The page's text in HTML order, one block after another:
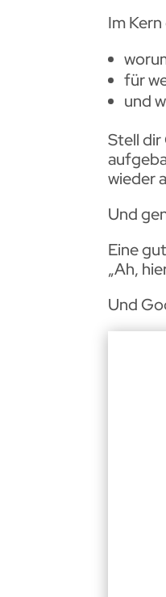
Im
für
und
Stell dir
wieder
Und
Eine
„Ah,
Und